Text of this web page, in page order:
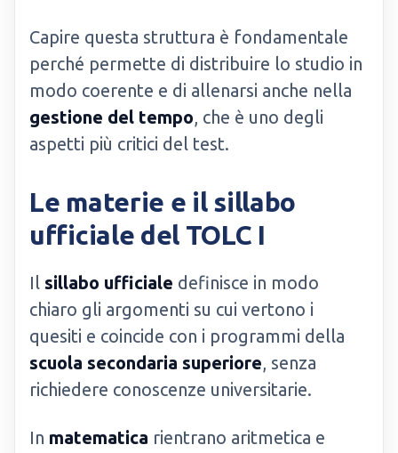
Capire questa struttura è fondamentale
perché permette di distribuire lo studio in
modo coerente e di allenarsi anche nella
gestione del tempo, che è uno degli
aspetti più critici del test.
Le materie e il sillabo
ufficiale del TOLC I
Il sillabo ufficiale definisce in modo
chiaro gli argomenti su cui vertono i
quesiti e coincide con i programmi della
scuola secondaria superiore, senza
richiedere conoscenze universitarie.
In matematica rientrano aritmetica e